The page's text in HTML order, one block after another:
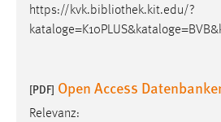
https://kvk.bibliothek.kit.edu/?
[PDF] Open Access
Relevanz: